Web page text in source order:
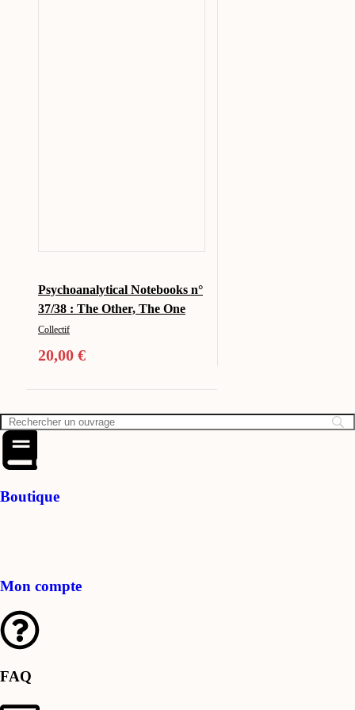
Psychoanalytical Notebooks n°
37/38 : The Other, The One
Collectif
20,00 €
Boutique
Mon compte
FAQ